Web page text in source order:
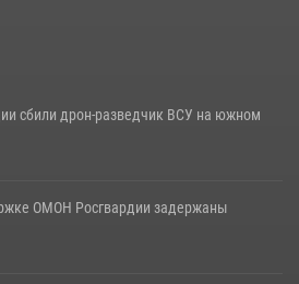
сбили дрон-разведчик ВСУ на южном
ОМОН Росгвардии задержаны